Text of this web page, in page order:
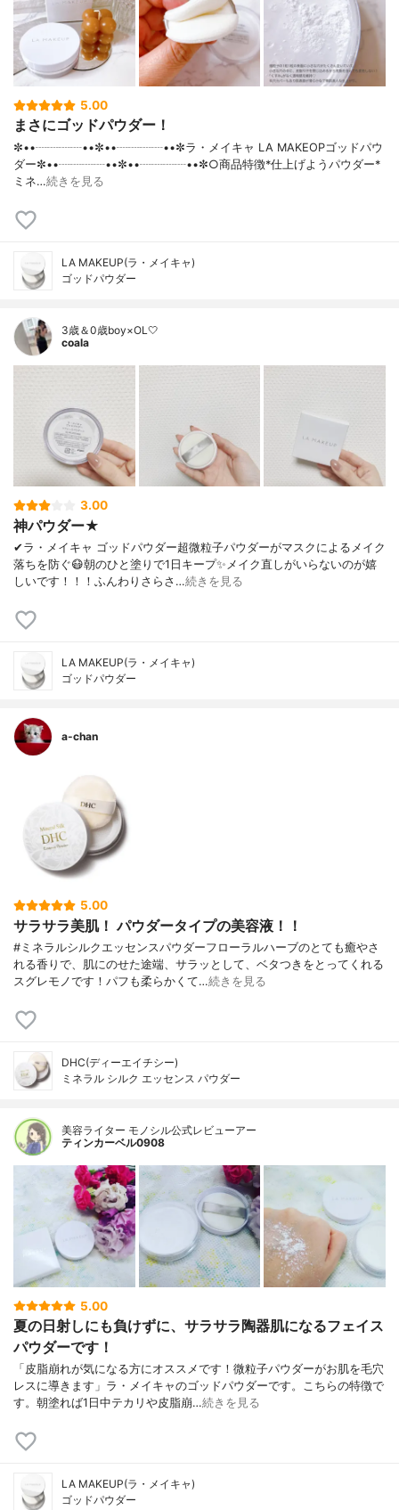
5.00
まさにゴッドパウダー！
✼••┈┈┈┈••✼••┈┈┈┈••✼ラ・メイキャ LA MAKEOPゴッドパウ
ダー✼••┈┈┈┈••✼••┈┈┈┈••✼○商品特徴*仕上げようパウダー*
ミネ…続きを見る
LA MAKEUP(ラ・メイキャ)
ゴッドパウダー
3歳＆0歳boy×OL🤍
coala
3.00
神パウダー★
✔︎ラ・メイキャ ゴッドパウダー超微粒子パウダーがマスクによるメイク
落ちを防ぐ😷朝のひと塗りで1日キープ✨メイク直しがいらないのが嬉
しいです！！！ふんわりさらさ…続きを見る
LA MAKEUP(ラ・メイキャ)
ゴッドパウダー
a-chan
5.00
サラサラ美肌！ パウダータイプの美容液！！
#ミネラルシルクエッセンスパウダーフローラルハーブのとても癒やさ
れる香りで、肌にのせた途端、サラッとして、ベタつきをとってくれる
スグレモノです！パフも柔らかくて…続きを見る
DHC(ディーエイチシー)
ミネラル シルク エッセンス パウダー
美容ライター モノシル公式レビューアー
ティンカーベル0908
5.00
夏の日射しにも負けずに、サラサラ陶器肌になるフェイス
パウダーです！
「皮脂崩れが気になる方にオススメです！微粒子パウダーがお肌を毛穴
レスに導きます」ラ・メイキャのゴッドパウダーです。こちらの特徴で
す。朝塗れば1日中テカリや皮脂崩…続きを見る
LA MAKEUP(ラ・メイキャ)
ゴッドパウダー